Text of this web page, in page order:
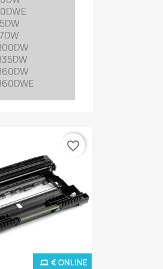
€ ONLINE
favorite_border